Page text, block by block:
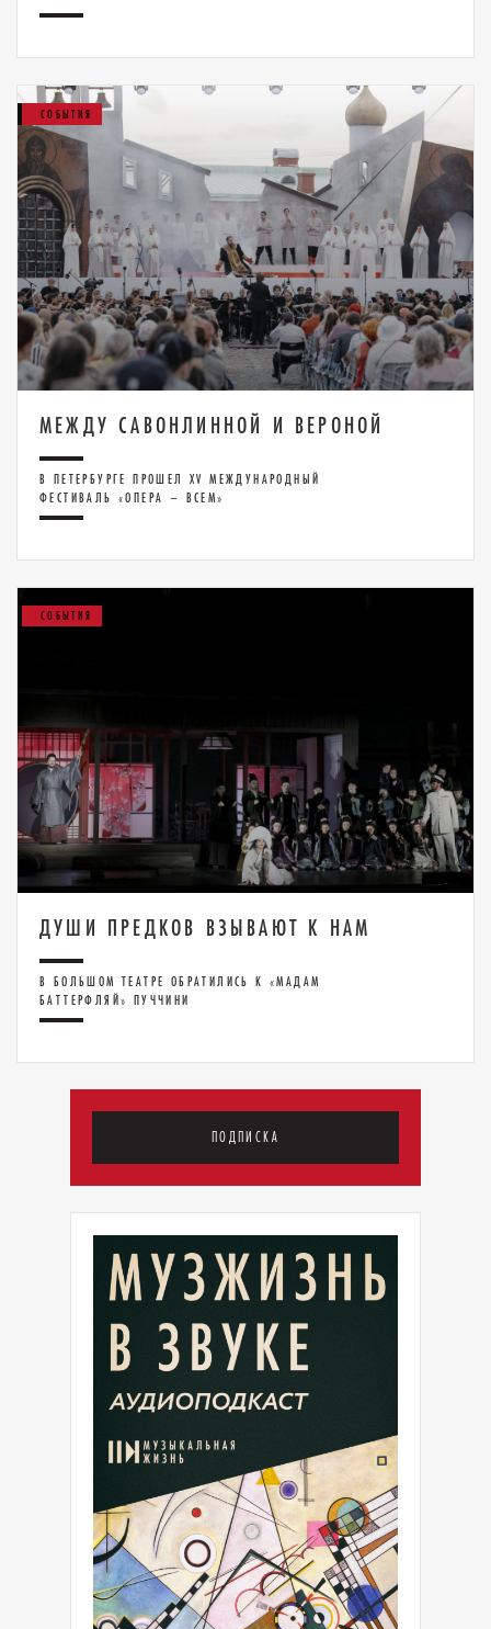
СОБЫТИЯ
МЕЖДУ САВОНЛИННОЙ И ВЕРОНОЙ
В ПЕТЕРБУРГЕ ПРОШЕЛ XV МЕЖДУНАРОДНЫЙ
ФЕСТИВАЛЬ «ОПЕРА – ВСЕМ»
СОБЫТИЯ
ДУШИ ПРЕДКОВ ВЗЫВАЮТ К НАМ
В БОЛЬШОМ ТЕАТРЕ ОБРАТИЛИСЬ К «МАДАМ
БАТТЕРФЛЯЙ» ПУЧЧИНИ
ПОДПИСКА